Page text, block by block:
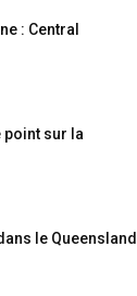
: Central
point sur la
le Queensland